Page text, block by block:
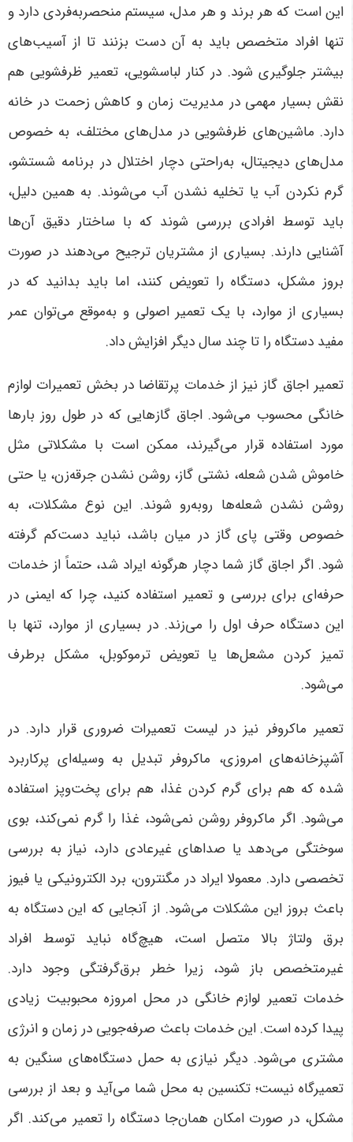
این است که هر برند و هر مدل، سیستم منحصربه‌فردی دارد و
تنها افراد متخصص باید به آن دست بزنند تا از آسیب‌های
بیشتر جلوگیری شود. در کنار لباسشویی، تعمیر ظرفشویی هم
نقش بسیار مهمی در مدیریت زمان و کاهش زحمت در خانه
دارد. ماشین‌های ظرفشویی در مدل‌های مختلف، به خصوص
مدل‌های دیجیتال، به‌راحتی دچار اختلال در برنامه شستشو،
گرم نکردن آب یا تخلیه نشدن آب می‌شوند. به همین دلیل،
باید توسط افرادی بررسی شوند که با ساختار دقیق آن‌ها
آشنایی دارند. بسیاری از مشتریان ترجیح می‌دهند در صورت
بروز مشکل، دستگاه را تعویض کنند، اما باید بدانید که در
بسیاری از موارد، با یک تعمیر اصولی و به‌موقع می‌توان عمر
مفید دستگاه را تا چند سال دیگر افزایش داد.
تعمیر اجاق گاز نیز از خدمات پرتقاضا در بخش تعمیرات لوازم
خانگی محسوب می‌شود. اجاق گازهایی که در طول روز بارها
مورد استفاده قرار می‌گیرند، ممکن است با مشکلاتی مثل
خاموش شدن شعله، نشتی گاز، روشن نشدن جرقه‌زن، یا حتی
روشن نشدن شعله‌ها روبه‌رو شوند. این نوع مشکلات، به
خصوص وقتی پای گاز در میان باشد، نباید دست‌کم گرفته
شود. اگر اجاق گاز شما دچار هرگونه ایراد شد، حتماً از خدمات
حرفه‌ای برای بررسی و تعمیر استفاده کنید، چرا که ایمنی در
این دستگاه حرف اول را می‌زند. در بسیاری از موارد، تنها با
تمیز کردن مشعل‌ها یا تعویض ترموکوبل، مشکل برطرف
می‌شود.
تعمیر ماکروفر نیز در لیست تعمیرات ضروری قرار دارد. در
آشپزخانه‌های امروزی، ماکروفر تبدیل به وسیله‌ای پرکاربرد
شده که هم برای گرم کردن غذا، هم برای پخت‌وپز استفاده
می‌شود. اگر ماکروفر روشن نمی‌شود، غذا را گرم نمی‌کند، بوی
سوختگی می‌دهد یا صداهای غیرعادی دارد، نیاز به بررسی
تخصصی دارد. معمولا ایراد در مگنترون، برد الکترونیکی یا فیوز
باعث بروز این مشکلات می‌شود. از آنجایی که این دستگاه به
برق ولتاژ بالا متصل است، هیچ‌گاه نباید توسط افراد
غیرمتخصص باز شود، زیرا خطر برق‌گرفتگی وجود دارد.
خدمات تعمیر لوازم خانگی در محل امروزه محبوبیت زیادی
پیدا کرده است. این خدمات باعث صرفه‌جویی در زمان و انرژی
مشتری می‌شود. دیگر نیازی به حمل دستگاه‌های سنگین به
تعمیرگاه نیست؛ تکنسین به محل شما می‌آید و بعد از بررسی
مشکل، در صورت امکان همان‌جا دستگاه را تعمیر می‌کند. اگر